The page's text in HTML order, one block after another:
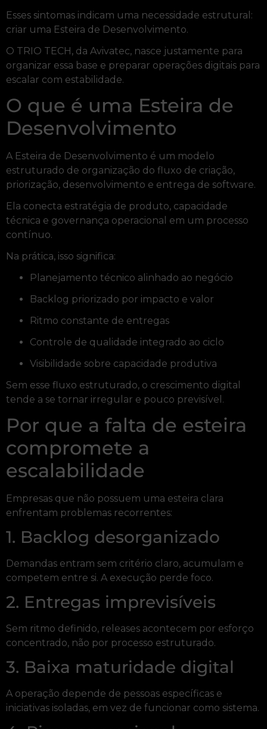
Esses sintomas indicam uma necessidade estrutural:
criar uma Esteira de Desenvolvimento.
O TRIO TECH, da Avivatec, nasce justamente para
organizar essa base e preparar operações digitais para
escalar com estabilidade.
O que é uma Esteira de
Desenvolvimento
A Esteira de Desenvolvimento é um modelo
estruturado de organização do fluxo de criação,
priorização, desenvolvimento e entrega de software.
Ela conecta estratégia de produto, capacidade
técnica e governança operacional em um processo
contínuo.
Na prática, isso significa:
Planejamento técnico alinhado ao negócio
Backlog priorizado por impacto e valor
Ritmo constante de entregas
Controle de qualidade integrado ao ciclo
Visibilidade sobre capacidade produtiva
Sem esse fluxo estruturado, o crescimento digital
tende a se tornar irregular e pouco previsível.
Por que a falta de esteira
compromete a
escalabilidade
Empresas que não possuem uma esteira clara
enfrentam problemas recorrentes:
1. Backlog desorganizado
Demandas entram sem critério claro, acumulam e
competem entre si. A execução perde foco.
2. Entregas imprevisíveis
Sem ritmo definido, releases acontecem por esforço
concentrado, não por processo estruturado.
3. Baixa maturidade digital
A operação depende de pessoas específicas e
iniciativas isoladas, em vez de funcionar como sistema.